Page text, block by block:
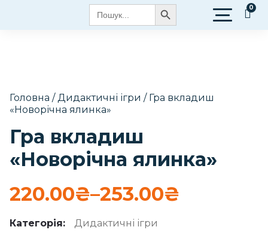
Search
for:
Search Button
Головна /Дидактичні ігри / Гра вкладиш
«Новорічна ялинка»
Гра вкладиш
«Новорічна ялинка»
220.00₴–253.00₴
Категорія: Дидактичні ігри